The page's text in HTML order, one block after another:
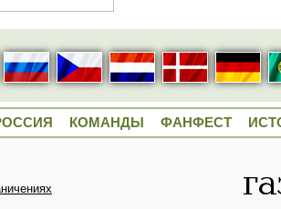
КОМАНДЫ ФАНФЕСТ